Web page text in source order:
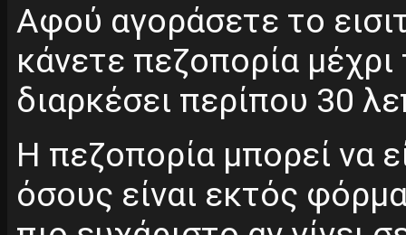
Αφού αγοράσετε το
κάνετε πεζοπορία
διαρκέσει περίπου 30
Η πεζοπορία μπορεί να
όσους είναι εκτός